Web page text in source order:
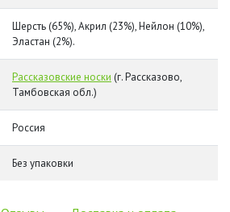
Шерсть (65%), Акрил (23%), Нейлон (10%),
Эластан (2%).
Рассказовские носки (г. Рассказово,
Тамбовская обл.)
Россия
Без упаковки